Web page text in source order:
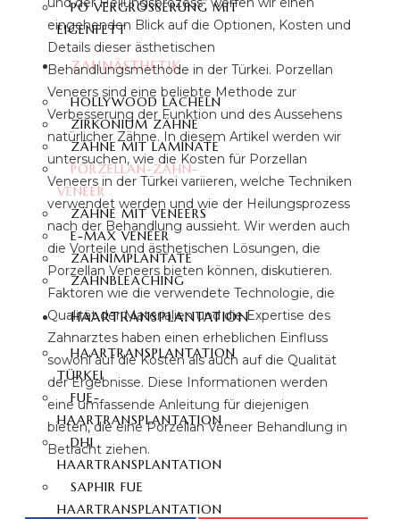
PO VERGRÖSSERUNG MIT E
IGENFETT
ZAHNÄSTHETIK
HOLLYWOOD LÄCHELN
ZIRKONIUM ZÄHNE
ZÄHNE MIT LAMINATE
PORZELLAN-ZAHN-
VENEER
ZÄHNE MIT VENEERS
E-MAX VENEER
ZAHNIMPLANTATE
ZAHNBLEACHING
HAARTRANSPLANTATION
HAARTRANSPLANTATION
TÜRKEI
FUE-
HAARTRANSPLANTATION
DHI
HAARTRANSPLANTATION
SAPHIR FUE
HAARTRANSPLANTATION
eingehenden Blick auf die Optionen, Kosten und
Details dieser ästhetischen
Behandlungsmethode in der Türkei. Porzellan
Veneers sind eine beliebte Methode zur
Verbesserung der Funktion und des Aussehens
natürlicher Zähne. In diesem Artikel werden wir
untersuchen, wie die Kosten für Porzellan
Veneers in der Türkei variieren, welche Techniken
verwendet werden und wie der Heilungsprozess
nach der Behandlung aussieht. Wir werden auch
die Vorteile und ästhetischen Lösungen, die
Porzellan Veneers bieten können, diskutieren.
Faktoren wie die verwendete Technologie, die
Qualität der Materialien und die Expertise des
Zahnarztes haben einen erheblichen Einfluss
sowohl auf die Kosten als auch auf die Qualität
der Ergebnisse. Diese Informationen werden
eine umfassende Anleitung für diejenigen
bieten, die eine Porzellan Veneer Behandlung in
Betracht ziehen.